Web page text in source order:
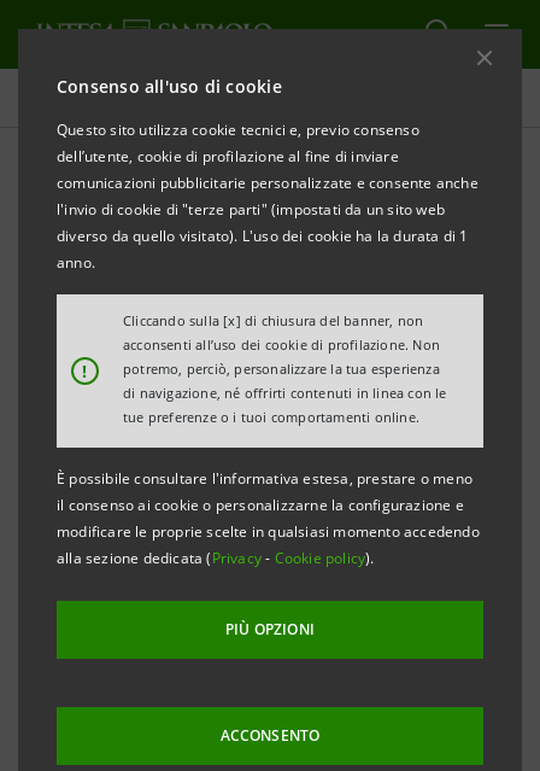
Consenso all'uso di cookie
Questo sito utilizza cookie tecnici e, previo consenso
dell’utente, cookie di profilazione al fine di inviare
comunicazioni pubblicitarie personalizzate e consente anche
l'invio di cookie di "terze parti" (impostati da un sito web
diverso da quello visitato). L'uso dei cookie ha la durata di 1
anno.
!
Cliccando sulla [x] di chiusura del banner, non
acconsenti all’uso dei cookie di profilazione. Non
potremo, perciò, personalizzare la tua esperienza
di navigazione, né offrirti contenuti in linea con le
tue preferenze o i tuoi comportamenti online.
È possibile consultare l'informativa estesa, prestare o meno
il consenso ai cookie o personalizzarne la configurazione e
modificare le proprie scelte in qualsiasi momento accedendo
alla sezione dedicata (Privacy- Cookie policy).
PIÙ OPZIONI
ACCONSENTO
Comunicati stampa
STAMPA AGGIORNA
Milano, 05 febbraio 2004
Banca Intesa è stata premiata dalla prestigiosa rivista
londinese International Securitisation Report
(Gruppo Thomson Financial) con il riconoscimento di
“Deal of the Year MBS (exUK)” per l’operazione di
cartolarizzazione “IntesaBci Sec. 2” conclusa nel
Febbraio 2003.
I premi della rivista ISR sono suddivisi per area
geografica (Internazionale, Asia, Europa e Nord
America) e per tipologia di operazione (ABS, MBS,